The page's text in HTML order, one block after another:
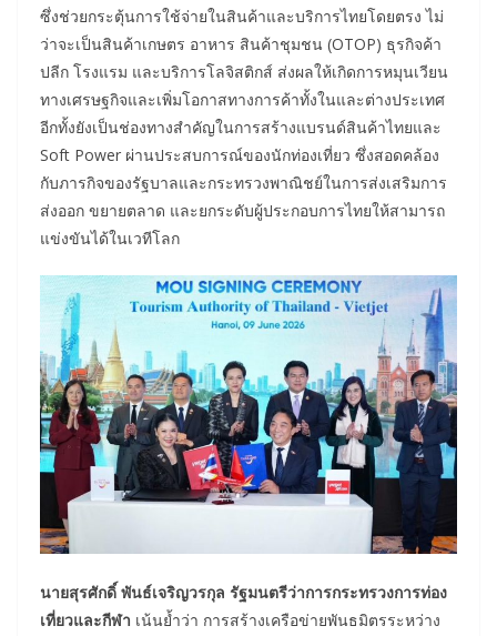
ซึ่งช่วยกระตุ้นการใช้จ่ายในสินค้าและบริการไทยโดยตรง ไม่
ว่าจะเป็นสินค้าเกษตร อาหาร สินค้าชุมชน (OTOP) ธุรกิจค้า
ปลีก โรงแรม และบริการโลจิสติกส์ ส่งผลให้เกิดการหมุนเวียน
ทางเศรษฐกิจและเพิ่มโอกาสทางการค้าทั้งในและต่างประเทศ
อีกทั้งยังเป็นช่องทางสำคัญในการสร้างแบรนด์สินค้าไทยและ
Soft Power ผ่านประสบการณ์ของนักท่องเที่ยว ซึ่งสอดคล้อง
กับภารกิจของรัฐบาลและกระทรวงพาณิชย์ในการส่งเสริมการ
ส่งออก ขยายตลาด และยกระดับผู้ประกอบการไทยให้สามารถ
แข่งขันได้ในเวทีโลก
นายสุรศักดิ์ พันธ์เจริญวรกุล รัฐมนตรีว่าการกระทรวงการท่อง
เที่ยวและกีฬา เน้นย้ำว่า การสร้างเครือข่ายพันธมิตรระหว่าง